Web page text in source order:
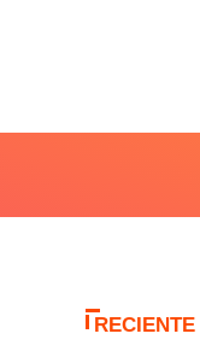
RECIENTE